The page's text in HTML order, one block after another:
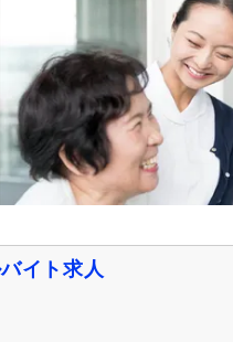
イト求人